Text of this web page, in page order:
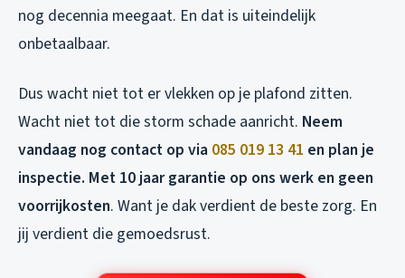
nog decennia meegaat. En dat is uiteindelijk
onbetaalbaar.
Dus wacht niet tot er vlekken op je plafond zitten.
Wacht niet tot die storm schade aanricht. Neem
vandaag nog contact op via 085 019 13 41 en plan je
inspectie. Met 10 jaar garantie op ons werk en geen
voorrijkosten. Want je dak verdient de beste zorg. En
jij verdient die gemoedsrust.